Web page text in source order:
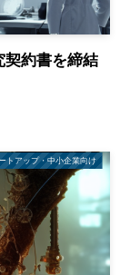
契約書を締結
トアップ・中小企業向け